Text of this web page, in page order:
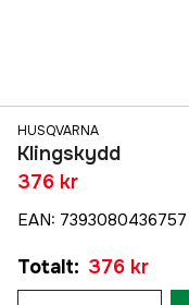
HUSQVARNA
Klingskydd
376 kr
EAN: 7393080436757
Totalt: 376 kr